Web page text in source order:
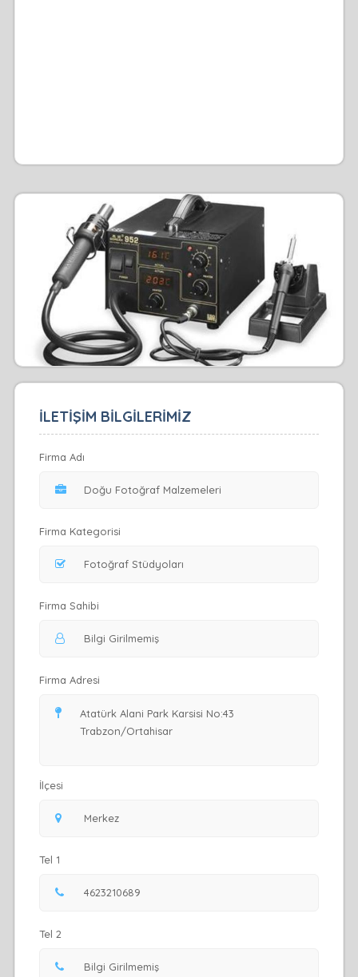
İLETİŞİM BİLGİLERİMİZ
Firma Adı
Firma Kategorisi
Firma Sahibi
Firma Adresi
İlçesi
Tel 1
Tel 2